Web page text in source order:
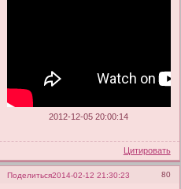
2012-12-05 20:00:14
Цитировать
Поделиться 80
2014-02-12 21:30:23